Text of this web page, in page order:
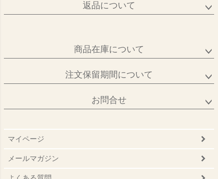
返品について
商品在庫について
注文保留期間について
お問合せ
マイページ
メールマガジン